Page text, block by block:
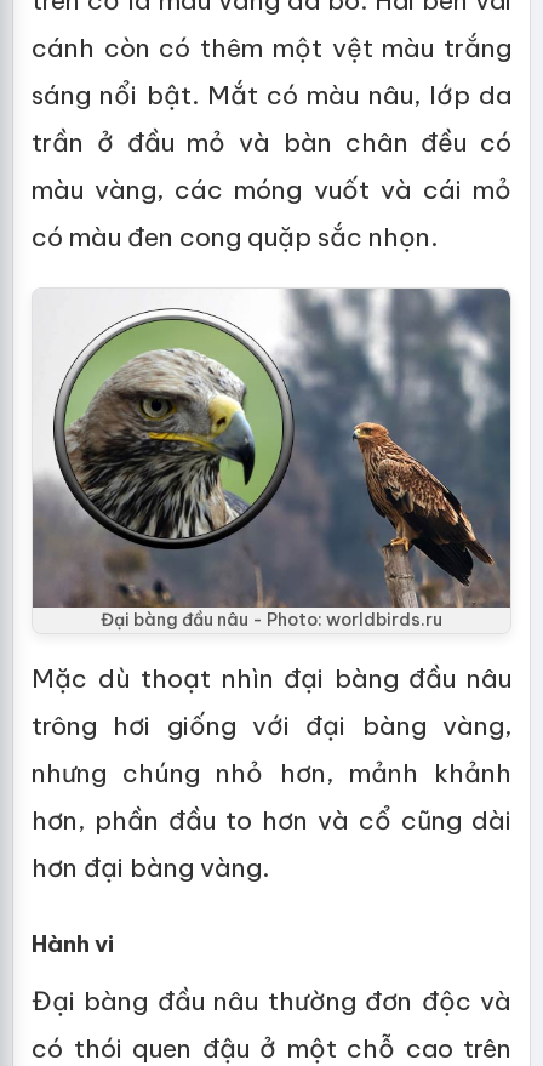
cánh còn có thêm một vệt màu trắng
sáng nổi bật. Mắt có màu nâu, lớp da
trần ở đầu mỏ và bàn chân đều có
màu vàng, các móng vuốt và cái mỏ
có màu đen cong quặp sắc nhọn.
Đại bàng đầu nâu - Photo: worldbirds.ru
Mặc dù thoạt nhìn đại bàng đầu nâu
trông hơi giống với đại bàng vàng,
nhưng chúng nhỏ hơn, mảnh khảnh
hơn, phần đầu to hơn và cổ cũng dài
hơn đại bàng vàng.
Hành vi
Đại bàng đầu nâu thường đơn độc và
có thói quen đậu ở một chỗ cao trên